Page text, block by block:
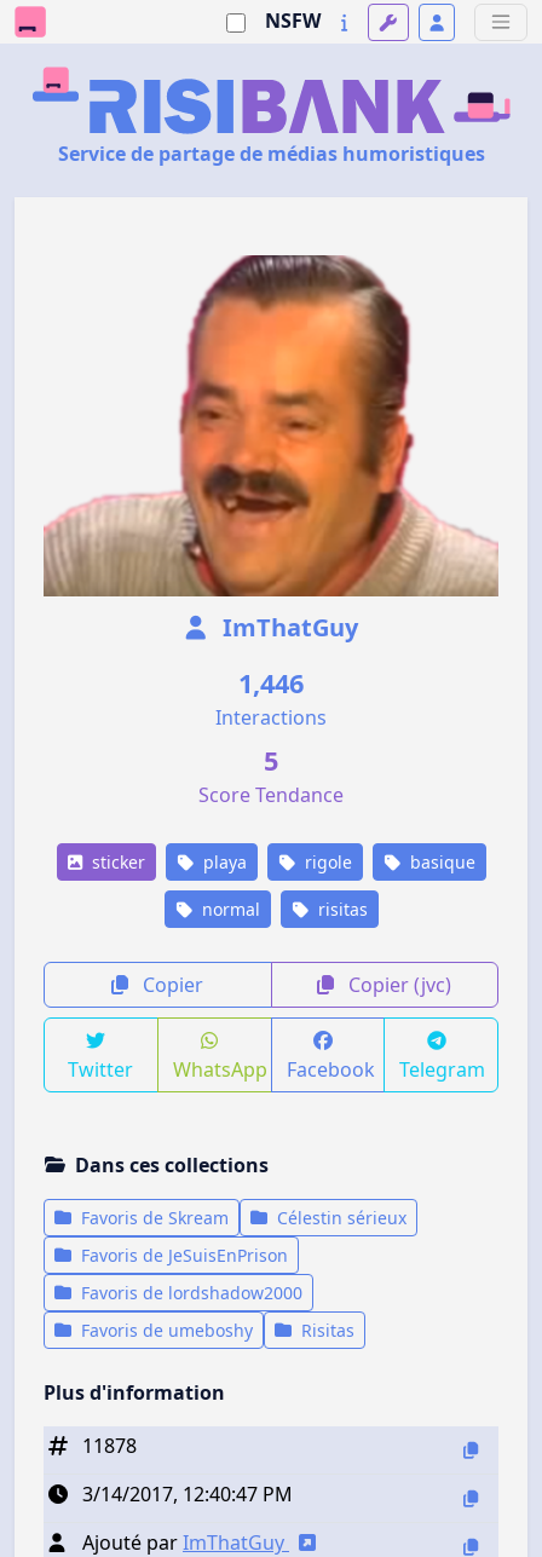
NSFW
Service de partage de médias humoristiques
ImThatGuy
1,446
Interactions
5
Score Tendance
sticker playa rigole basique
normal risitas
Copier Copier (jvc)
Twitter WhatsApp Facebook Telegram
Dans ces collections
Favoris de Skream
Célestin sérieux
Favoris de JeSuisEnPrison
Favoris de lordshadow2000
Favoris de umeboshy
Risitas
Plus d'information
11878
3/14/2017, 12:40:47 PM
Ajouté parImThatGuy